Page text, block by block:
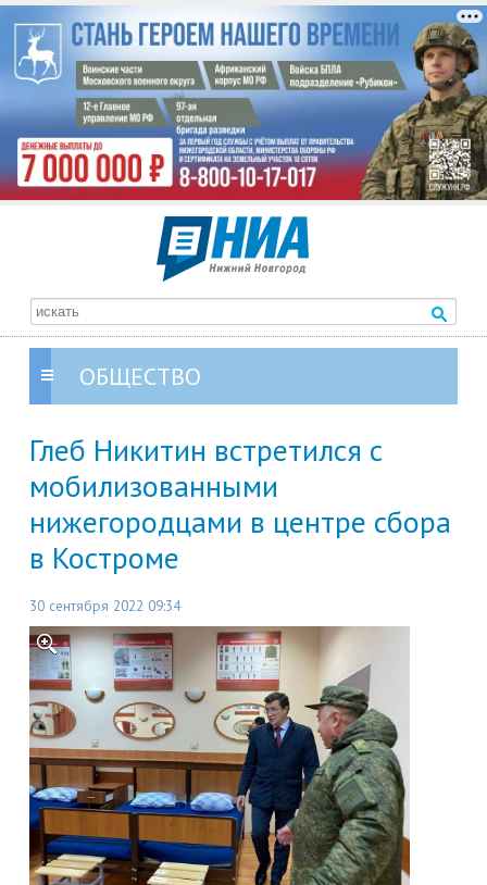
ОБЩЕСТВО
Глеб Никитин встретился с
мобилизованными
нижегородцами в центре сбора
в Костроме
30 сентября 2022 09:34